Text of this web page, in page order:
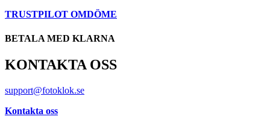
TRUSTPILOT OMDÖME
BETALA MED KLARNA
KONTAKTA OSS
support@fotoklok.se
Kontakta oss